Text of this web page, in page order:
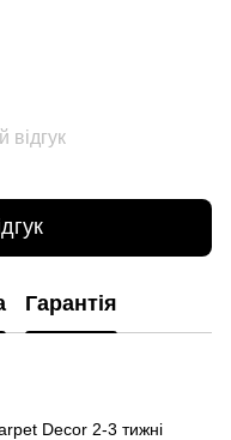
відгук
Гарантія
Decor 2-3 тижні